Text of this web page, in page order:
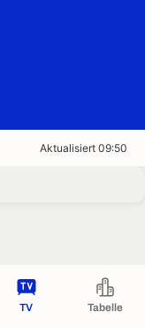
TV Tabelle
Aktualisiert 09:50